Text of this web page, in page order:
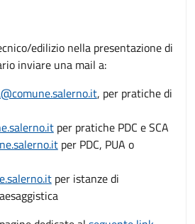
edilizio nella presentazione di
inviare una mail a:
, per pratiche di
per pratiche PDC e SCA
per PDC, PUA o
per istanze di